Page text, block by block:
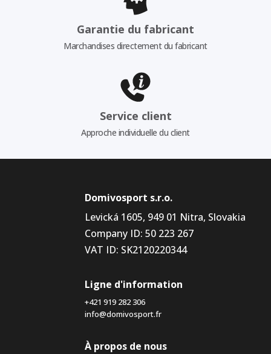
Garantie du fabricant
Marchandises directement du fabricant
Service client
Approche individuelle du client
Domivosport s.r.o.
Levická 1605, 949 01 Nitra, Slovakia
Company ID: 50 223 267
VAT ID: SK2120220344
Ligne d'information
+421 919 282 306
info@domivosport.fr
À propos de nous